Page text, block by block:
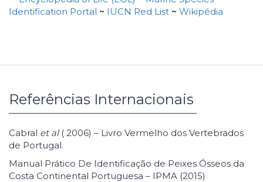
Identification Portal ~ IUCN Red List ~ Wikipédia
Referências Internacionais
Cabral et al( 2006) – Livro Vermelho dos Vertebrados
de Portugal.
Manual Prático De Identificação de Peixes Ósseos da
Costa Continental Portuguesa – IPMA (2015)